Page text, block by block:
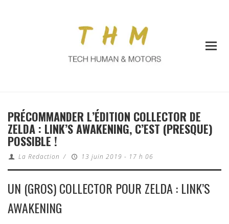
PRÉCOMMANDER L’ÉDITION COLLECTOR DE
ZELDA : LINK’S AWAKENING, C’EST (PRESQUE)
POSSIBLE !
La Redaction / 13 juin 2019 - 17 h 06
UN (GROS) COLLECTOR POUR ZELDA : LINK’S
AWAKENING